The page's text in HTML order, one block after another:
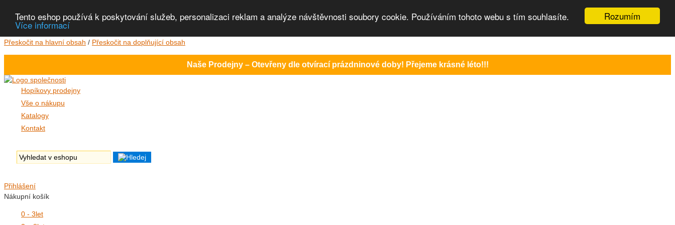
Rozumím
Tento eshop používá k poskytování služeb, personalizaci reklam a analýze návštěvnosti soubory cookie. Používáním tohoto webu s tím souhlasíte.
Více informací
Přeskočit na hlavní obsah / Přeskočit na doplňující obsah
Naše Prodejny – Otevřeny dle otvírací prázdninové doby! Přejeme krásné léto!!!
Hopíkovy prodejny
Vše o nákupu
Katalogy
Kontakt
Přihlášení
Nákupní košík
0 - 3let